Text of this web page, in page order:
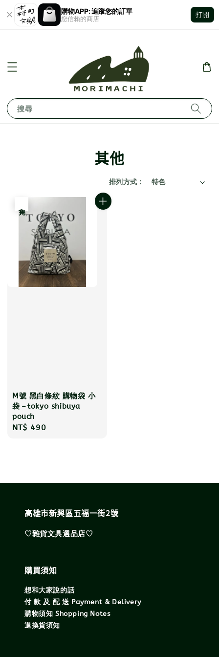
購物APP: 追蹤您的訂單
您信賴的商店
打開
搜尋
其他
排列方式 :
M號 黑白條紋 購物袋 小
袋－tokyo shibuya
pouch
Regular
NT$ 490
高雄市新興區五福一街2號
♡雜貨文具選品店♡
購買須知
想和大家說的話
付 款 及 配 送 Payment & Delivery
購物須知 Shopping Notes
退換貨須知